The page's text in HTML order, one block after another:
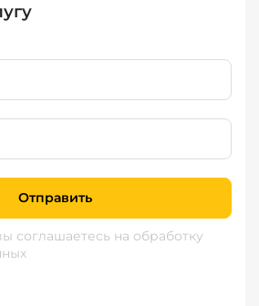
Отправить
соглашаетесь на обработку